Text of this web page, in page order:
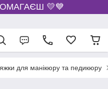
💛💙
для манікюру та педикюру